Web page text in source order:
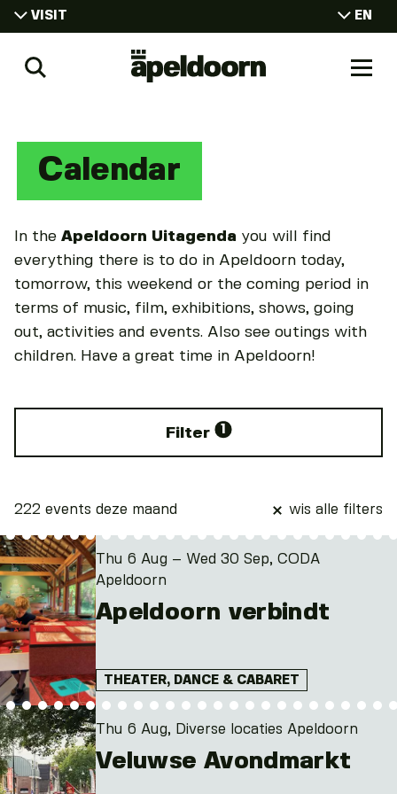
VISIT
LIVING
STUDYING
Uit
EN
DE
Search
Naar
Calendar
In the Apeldoorn Uitagenda you will find
everything there is to do in Apeldoorn today,
tomorrow, this weekend or the coming period in
terms of music, film, exhibitions, shows, going
out, activities and events. Also see outings with
children. Have a great time in Apeldoorn!
Filter 1
222 events deze maand wis alle filters
Thu 6 Aug – Wed 30 Sep, CODA
Apeldoorn
Apeldoorn verbindt
THEATER, DANCE & CABARET
Thu 6 Aug, Diverse locaties Apeldoorn
Veluwse Avondmarkt